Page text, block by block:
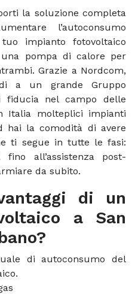
la soluzione completa
l’autoconsumo
impianto fotovoltaico
pompa di calore per
Grazie a Nordcom,
a un grande Gruppo
fiducia nel campo delle
Italia molteplici impianti
hai la comodità di avere
ti segue in tutte le fasi:
all’assistenza post-
da subito.
di un
a San
di autoconsumo del